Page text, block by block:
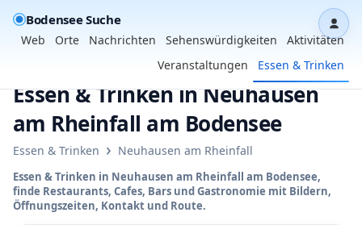
Bodensee Suche
Web Orte Nachrichten Sehenswürdigkeiten
Aktivitäten
Veranstaltungen
Essen & Trinken
Essen & Trinken in Neuhausen
am Rheinfall am Bodensee
Essen & Trinken › Neuhausen am Rheinfall
Essen & Trinken in Neuhausen am Rheinfall am Bodensee,
finde Restaurants, Cafes, Bars und Gastronomie mit Bildern,
Öffnungszeiten, Kontakt und Route.